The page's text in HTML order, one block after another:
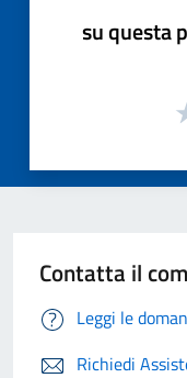
su questa
Contatta il
Leggi le
Richiedi